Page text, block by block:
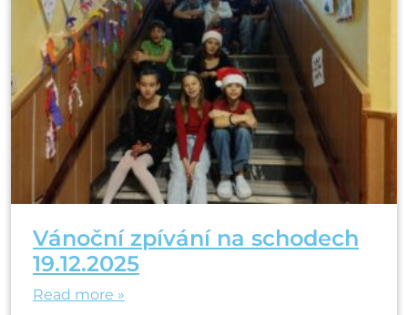
Vánoční zpívání na schodech
19.12.2025
Read more »